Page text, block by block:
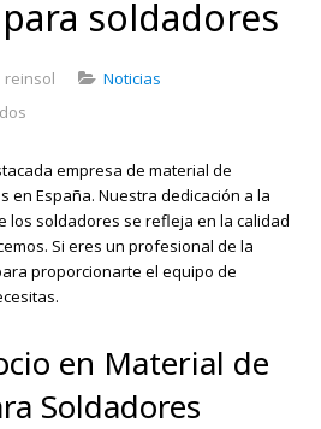
soldadores
reinsol
Noticias
de
material
de
protección
para
soldadores
empresa de material de
en España. Nuestra dedicación a la
los soldadores se refleja en la calidad
Si eres un profesional de la
proporcionarte el equipo de
en Material de
Soldadores